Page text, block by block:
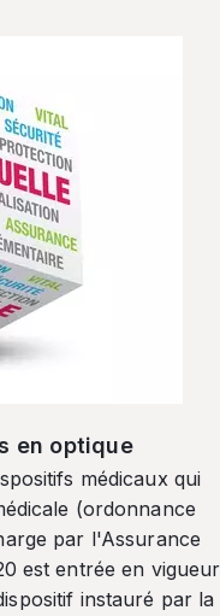
en optique
médicaux qui
(ordonnance
par l'Assurance
est entrée en vigueur
instauré par la